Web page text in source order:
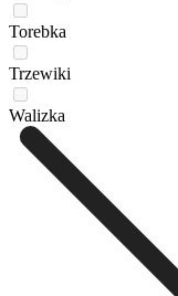
Torebka
Trzewiki
Walizka